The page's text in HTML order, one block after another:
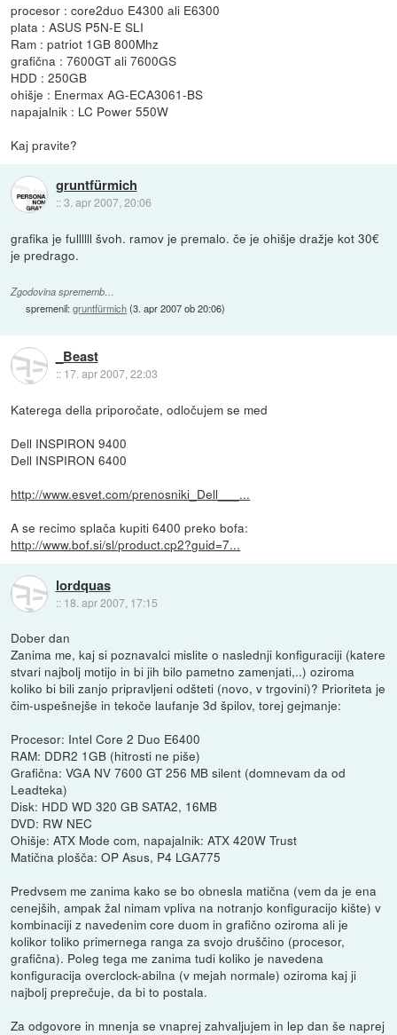
procesor : core2duo E4300 ali E6300
plata : ASUS P5N-E SLI
Ram : patriot 1GB 800Mhz
grafična : 7600GT ali 7600GS
HDD : 250GB
ohišje : Enermax AG-ECA3061-BS
napajalnik : LC Power 550W
Kaj pravite?
gruntfürmich
::3. apr 2007, 20:06
grafika je fullllll švoh. ramov je premalo. če je ohišje dražje kot 30€
je predrago.
Zgodovina sprememb…
spremenil:gruntfürmich(3. apr 2007 ob 20:06)
_Beast
:: 17. apr 2007, 22:03
Katerega della priporočate, odločujem se med
Dell INSPIRON 9400
Dell INSPIRON 6400
http://www.esvet.com/prenosniki_Dell___...
A se recimo splača kupiti 6400 preko bofa:
http://www.bof.si/sl/product.cp2?guid=7...
lordquas
:: 18. apr 2007, 17:15
Dober dan
Zanima me, kaj si poznavalci mislite o naslednji konfiguraciji (katere
stvari najbolj motijo in bi jih bilo pametno zamenjati,..) oziroma
koliko bi bili zanjo pripravljeni odšteti (novo, v trgovini)? Prioriteta je
čim-uspešnejše in tekoče laufanje 3d špilov, torej gejmanje:
Procesor: Intel Core 2 Duo E6400
RAM: DDR2 1GB (hitrosti ne piše)
Grafična: VGA NV 7600 GT 256 MB silent (domnevam da od
Leadteka)
Disk: HDD WD 320 GB SATA2, 16MB
DVD: RW NEC
Ohišje: ATX Mode com, napajalnik: ATX 420W Trust
Matična plošča: OP Asus, P4 LGA775
Predvsem me zanima kako se bo obnesla matična (vem da je ena
cenejših, ampak žal nimam vpliva na notranjo konfiguracijo kište) v
kombinaciji z navedenim core duom in grafično oziroma ali je
kolikor toliko primernega ranga za svojo druščino (procesor,
grafična). Poleg tega me zanima tudi koliko je navedena
konfiguracija overclock-abilna (v mejah normale) oziroma kaj ji
najbolj preprečuje, da bi to postala.
Za odgovore in mnenja se vnaprej zahvaljujem in lep dan še naprej